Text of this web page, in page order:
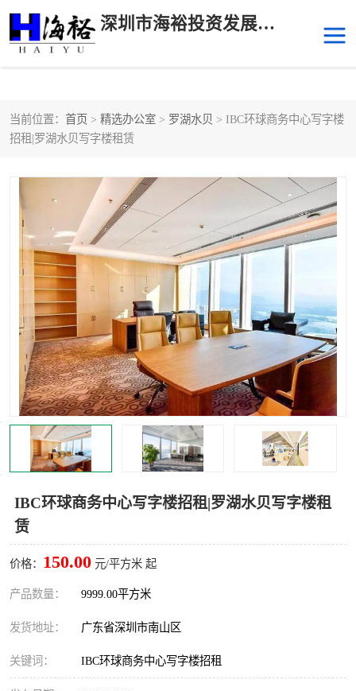
深圳市海裕投资发展有限公司
当前位置： 首页 > 精选办公室 > 罗湖水贝 > IBC环球商务中心写字楼
招租|罗湖水贝写字楼租赁
IBC环球商务中心写字楼招租|罗湖水贝写字楼租
赁
价格： 150.00 元/平方米 起
产品数量： 9999.00平方米
发货地址： 广东省深圳市南山区
关键词： IBC环球商务中心写字楼招租
后海
科技园中区 南山华侨城
前海 深圳湾科技生态园
福田中心区写字楼租赁 宝安中心区
深圳宝安 福田车公庙
罗湖水贝 南山南油
龙华
宝安区 西乡
兴东 石岩
南山后海
车公庙
南头 高新园